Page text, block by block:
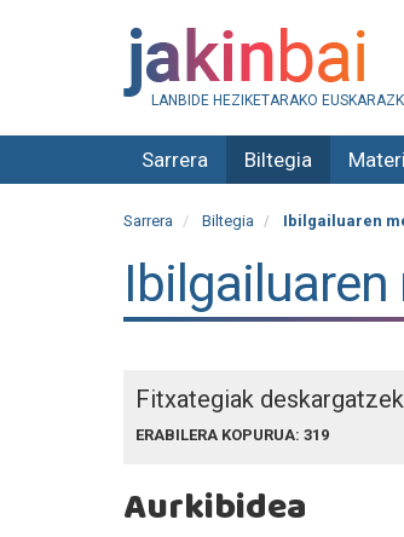
LANBIDE HEZIKETARAKO
Sarrera Biltegia
Sarrera Biltegia Ibilgailuaren
Fitxategiak
ERABILERA KOPURUA: 319
Aurkibidea